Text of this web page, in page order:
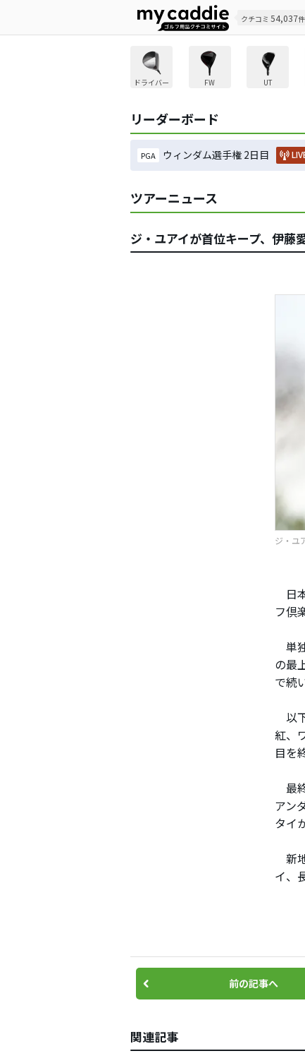
クチコミ 54,037件
ドライバー FW UT
リーダーボード
PGA ウィンダム選手権 2日目
ツアーニュース
ジ・ユアイが首位キープ、伊
ジ・ユ
日
フ倶
単
の最
で続
以
紅、
目を
最
アン
タイ
新
イ、
前の記事へ
関連記事